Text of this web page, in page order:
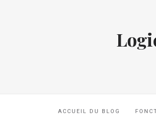
ACCUEIL DU BLOG